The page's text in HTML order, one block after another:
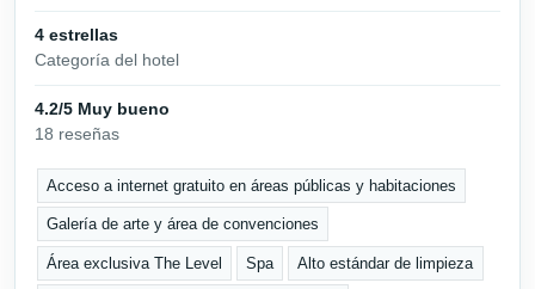
4 estrellas
Categoría del hotel
4.2/5 Muy bueno
18 reseñas
Acceso a internet gratuito en áreas públicas y habitaciones
Galería de arte y área de convenciones
Área exclusiva The Level Spa Alto estándar de limpieza